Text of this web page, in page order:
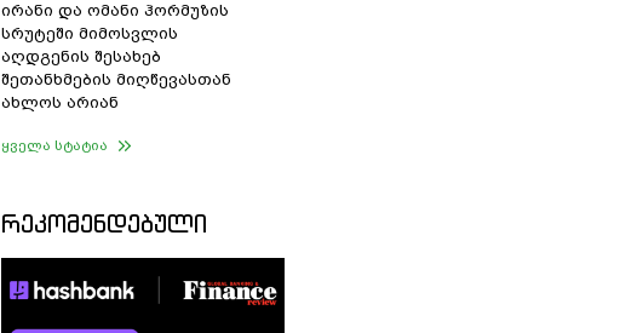
ირანი და ომანი ჰორმუზის
სრუტეში მიმოსვლის
აღდგენის შესახებ
შეთანხმების მიღწევასთან
ახლოს არიან
ყველა სტატია
ᲠᲔᲙᲝᲛᲔᲜᲓᲔᲑᲣᲚᲘ